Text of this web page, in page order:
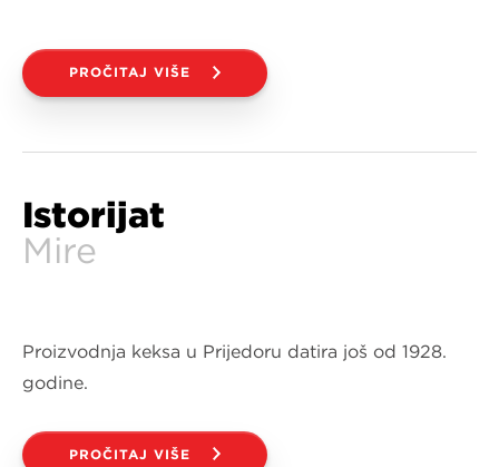
PROČITAJ VIŠE
Istorijat
Mire
Proizvodnja keksa u Prijedoru datira još od 1928.
godine.
PROČITAJ VIŠE